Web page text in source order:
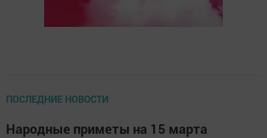
ПОСЛЕДНИЕ НОВОСТИ
Народные приметы на 15 марта